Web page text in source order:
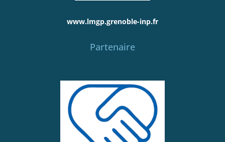
www.lmgp.grenoble-inp.fr
Partenaire